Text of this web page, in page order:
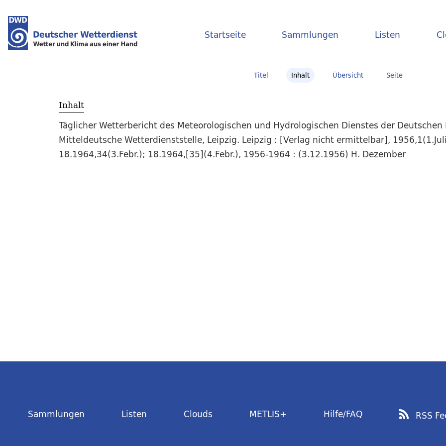
Startseite Sammlungen Listen
Titel Inhalt Übersicht Seite
Inhalt
Täglicher Wetterbericht des Meteorologischen und Hydrologischen Dienstes der
Mitteldeutsche Wetterdienststelle, Leipzig. Leipzig : [Verlag nicht ermittelbar],
18.1964,34(3.Febr.); 18.1964,[35](4.Febr.), 1956-1964 : (3.12.1956) H. Dezember
Sammlungen Listen Clouds METLIS+ Hilfe/FAQ RSS